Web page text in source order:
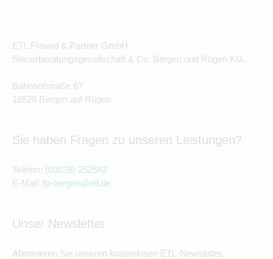
ETL Freund & Partner GmbH
Steuerberatungsgesellschaft & Co. Bergen und Rügen KG.
Bahnhofstraße 67
18528 Bergen auf Rügen
Sie haben Fragen zu unseren Leistungen?
Telefon: (03838) 252582
E-Mail: fp-bergen@etl.de
Unser Newsletter
Abonnieren Sie unseren kostenlosen ETL-Newsletter.